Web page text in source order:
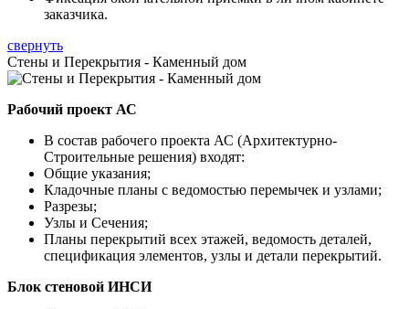
заказчика.
свернуть
Стены и Перекрытия - Каменный дом
Рабочий проект АС
В состав рабочего проекта АС (Архитектурно-
Строительные решения) входят:
Общие указания;
Кладочные планы с ведомостью перемычек и узлами;
Разрезы;
Узлы и Сечения;
Планы перекрытий всех этажей, ведомость деталей,
спецификация элементов, узлы и детали перекрытий.
Блок стеновой ИНСИ